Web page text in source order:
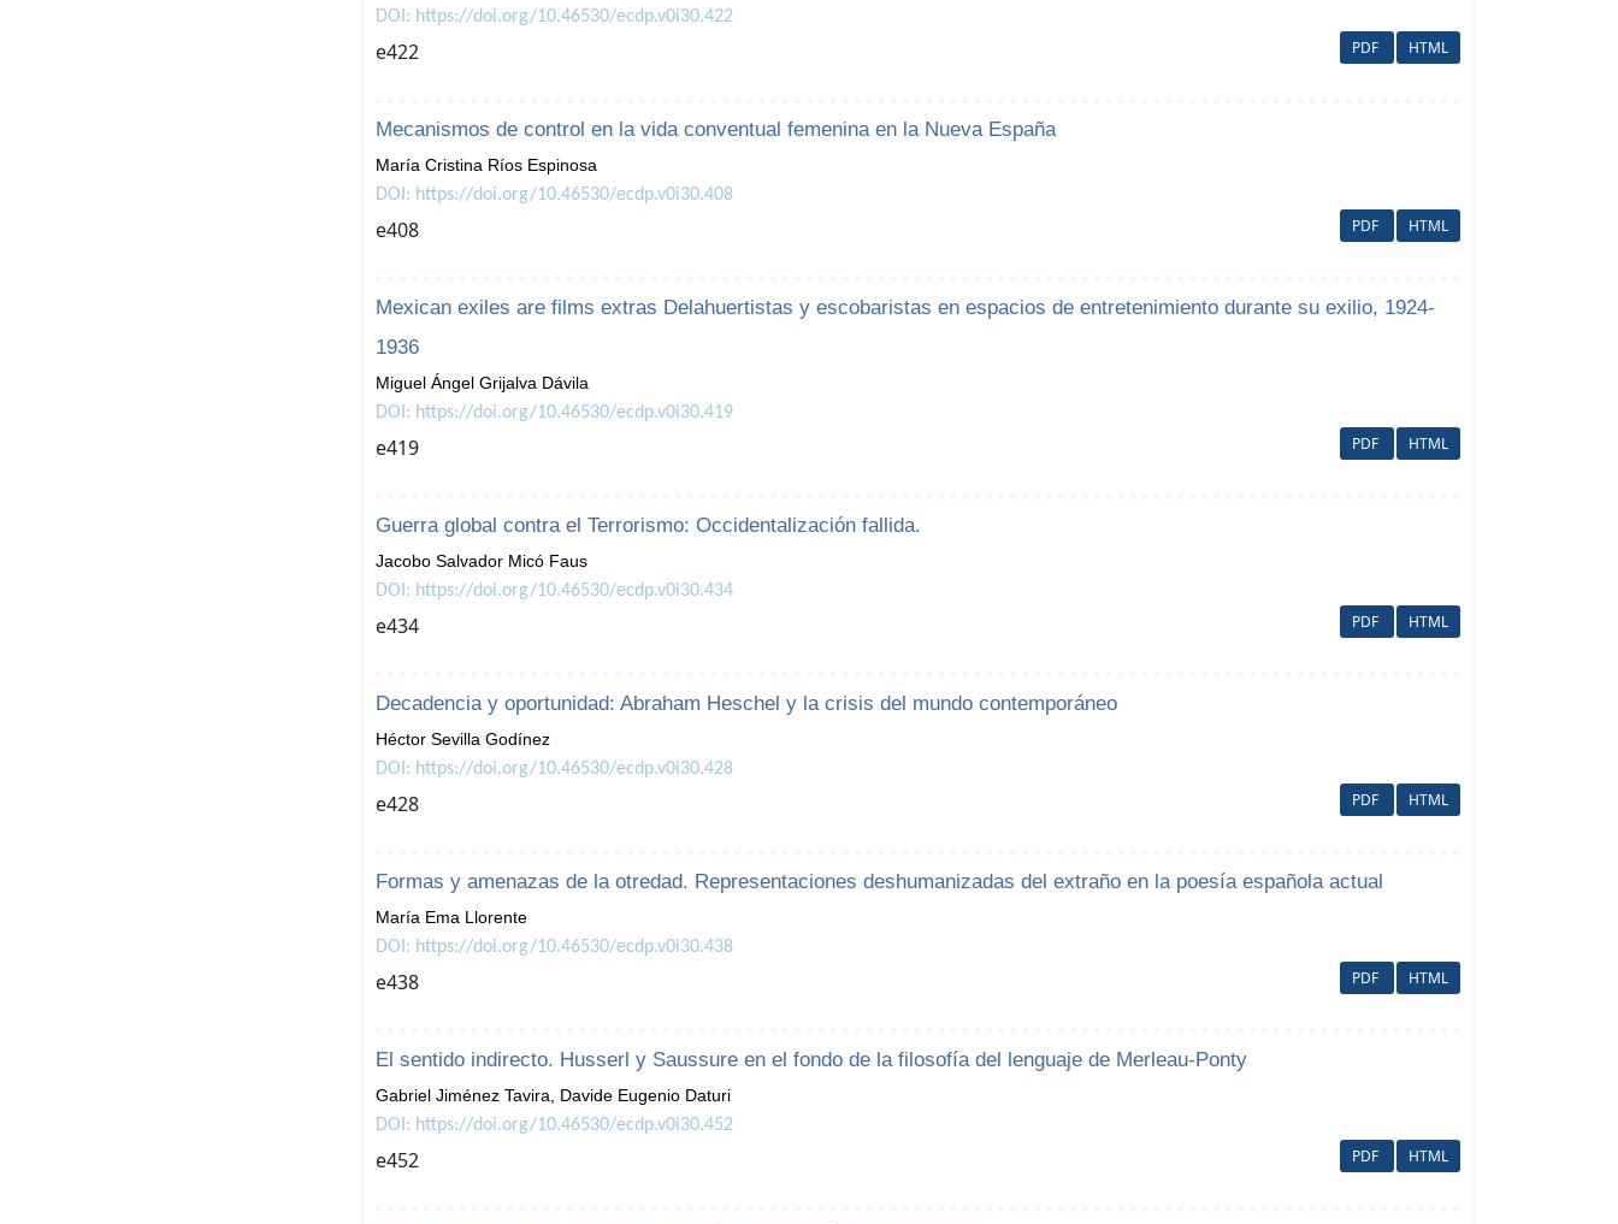
DOI: https://doi.org/10.46530/ecdp.v0i30.422
e422 PDF HTML
Mecanismos de control en la vida conventual femenina en la Nueva España
María Cristina Ríos Espinosa
DOI: https://doi.org/10.46530/ecdp.v0i30.408
e408 PDF HTML
Mexican exiles are films extras Delahuertistas y escobaristas en espacios de entretenimiento durante su exilio, 1924-
1936
Miguel Ángel Grijalva Dávila
DOI: https://doi.org/10.46530/ecdp.v0i30.419
e419 PDF HTML
Guerra global contra el Terrorismo: Occidentalización fallida.
Jacobo Salvador Micó Faus
DOI: https://doi.org/10.46530/ecdp.v0i30.434
e434 PDF HTML
Decadencia y oportunidad: Abraham Heschel y la crisis del mundo contemporáneo
Héctor Sevilla Godínez
DOI: https://doi.org/10.46530/ecdp.v0i30.428
e428 PDF HTML
Formas y amenazas de la otredad. Representaciones deshumanizadas del extraño en la poesía española actual
María Ema Llorente
DOI: https://doi.org/10.46530/ecdp.v0i30.438
e438 PDF HTML
El sentido indirecto. Husserl y Saussure en el fondo de la filosofía del lenguaje de Merleau-Ponty
Gabriel Jiménez Tavira, Davide Eugenio Daturi
DOI: https://doi.org/10.46530/ecdp.v0i30.452
e452 PDF HTML